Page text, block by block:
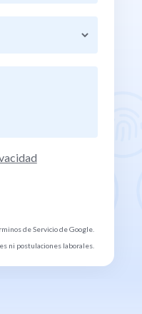
de Serviciode Google.
ni postulaciones laborales.